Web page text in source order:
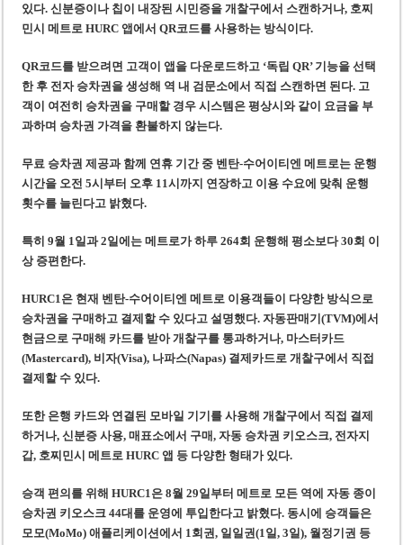
있다. 신분증이나 칩이 내장된 시민증을 개찰구에서 스캔하거나, 호찌
민시 메트로 HURC 앱에서 QR코드를 사용하는 방식이다.
QR코드를 받으려면 고객이 앱을 다운로드하고 ‘독립 QR’ 기능을 선택
한 후 전자 승차권을 생성해 역 내 검문소에서 직접 스캔하면 된다. 고
객이 여전히 승차권을 구매할 경우 시스템은 평상시와 같이 요금을 부
과하며 승차권 가격을 환불하지 않는다.
무료 승차권 제공과 함께 연휴 기간 중 벤탄-수어이티엔 메트로는 운행
시간을 오전 5시부터 오후 11시까지 연장하고 이용 수요에 맞춰 운행
횟수를 늘린다고 밝혔다.
특히 9월 1일과 2일에는 메트로가 하루 264회 운행해 평소보다 30회 이
상 증편한다.
HURC1은 현재 벤탄-수어이티엔 메트로 이용객들이 다양한 방식으로
승차권을 구매하고 결제할 수 있다고 설명했다. 자동판매기(TVM)에서
현금으로 구매해 카드를 받아 개찰구를 통과하거나, 마스터카드
(Mastercard), 비자(Visa), 나파스(Napas) 결제카드로 개찰구에서 직접
결제할 수 있다.
또한 은행 카드와 연결된 모바일 기기를 사용해 개찰구에서 직접 결제
하거나, 신분증 사용, 매표소에서 구매, 자동 승차권 키오스크, 전자지
갑, 호찌민시 메트로 HURC 앱 등 다양한 형태가 있다.
승객 편의를 위해 HURC1은 8월 29일부터 메트로 모든 역에 자동 종이
승차권 키오스크 44대를 운영에 투입한다고 밝혔다. 동시에 승객들은
모모(MoMo) 애플리케이션에서 1회권, 일일권(1일, 3일), 월정기권 등